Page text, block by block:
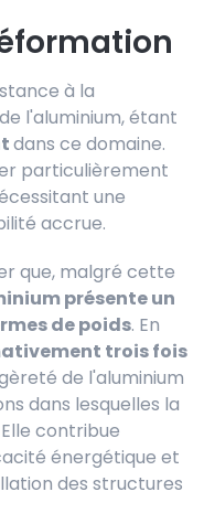
à la
l'aluminium, étant
dans ce domaine.
particulièrement
une
accrue.
que, malgré cette
présente un
de poids. En
trois fois
de l'aluminium
dans lesquelles la
contribue
énergétique et
des structures